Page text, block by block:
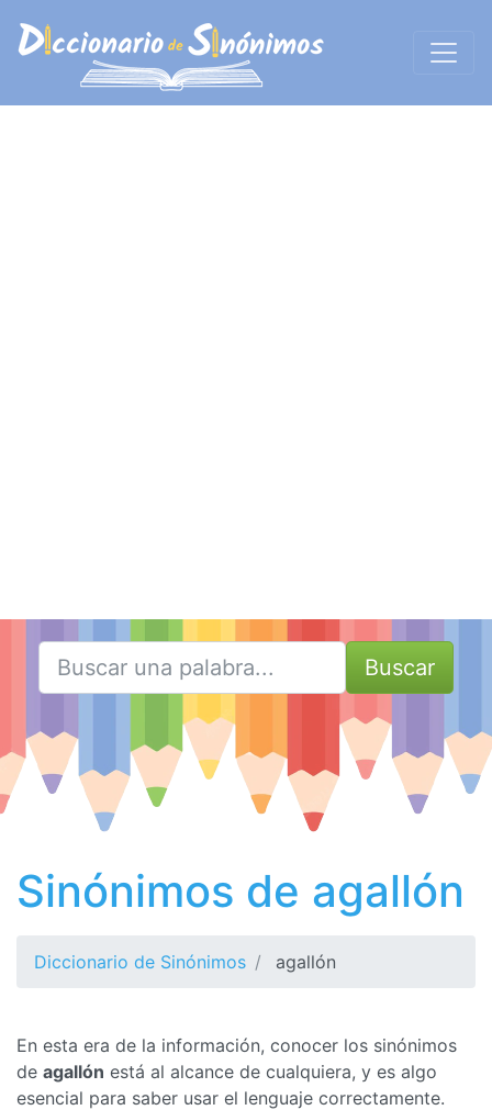
Buscar
Sinónimos de agallón
Diccionario de Sinónimos agallón
En esta era de la información, conocer los sinónimos
de agallón está al alcance de cualquiera, y es algo
esencial para saber usar el lenguaje correctamente.